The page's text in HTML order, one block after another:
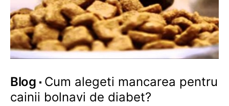
Blog
Cum alegeti mancarea pentru
cainii bolnavi de diabet?